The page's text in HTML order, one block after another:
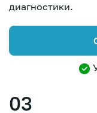
03
диагностики.